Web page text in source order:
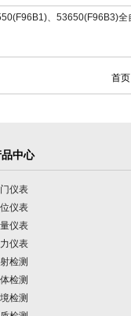
首
品中心
仪表
仪表
仪表
仪表
检测
检测
检测